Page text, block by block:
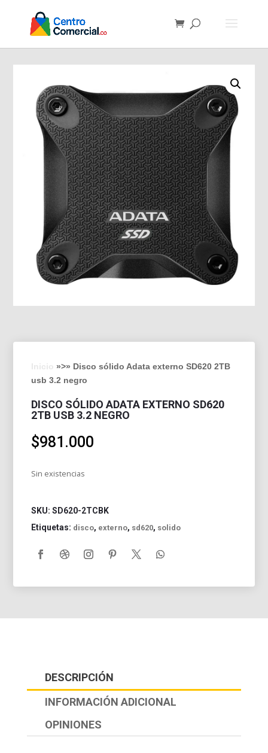
»>» Disco sólido Adata externo SD620 2TB
usb 3.2 negro
DISCO SÓLIDO ADATA EXTERNO SD620
2TB USB 3.2 NEGRO
$981.000
Sin existencias
SKU:SD620-2TCBK
Etiquetas: disco, externo, sd620, solido
DESCRIPCIÓN
INFORMACIÓN ADICIONAL
OPINIONES